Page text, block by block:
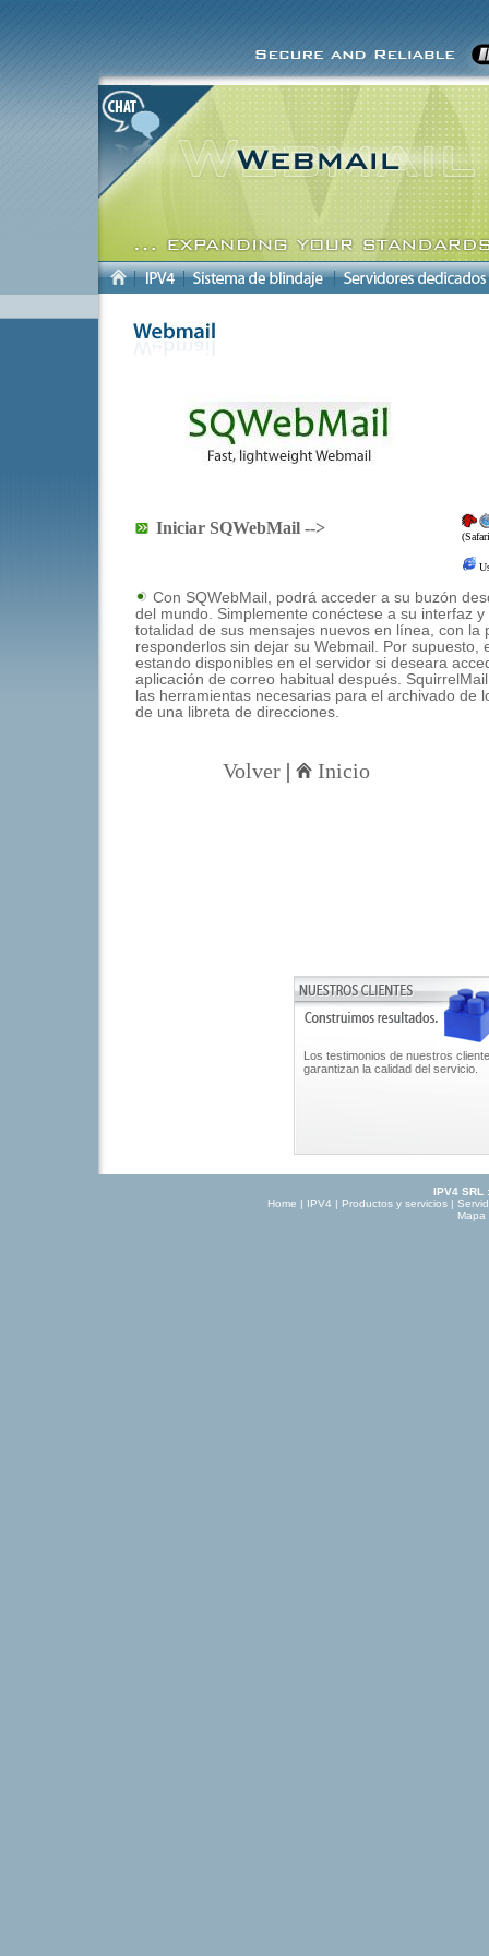
Iniciar SQWebMail-->
Con SQWebMail, podrá acceder a su buzón
del mundo. Simplemente conéctese a su interfaz
totalidad de sus mensajes nuevos en línea, con la
responderlos sin dejar su Webmail. Por supuesto,
estando disponibles en el servidor si deseara
aplicación de correo habitual después.
las herramientas necesarias para el archivado de
de una libreta de direcciones.
Volver| Inicio
Los testimonios de nuestros
garantizan la calidad del servicio.
IPV4 SRL
Home | IPV4 | Productos y servicios |